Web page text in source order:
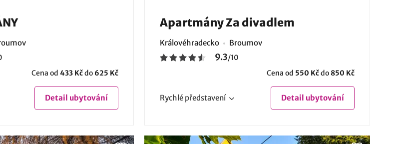
Cena od 433 Kčdo 625 Kč
Detail ubytování
Apartmány Za divadlem
Královéhradecko Broumov
9.3/10
Cena od 550 Kčdo 850 Kč
Rychlé představení Detail ubytování